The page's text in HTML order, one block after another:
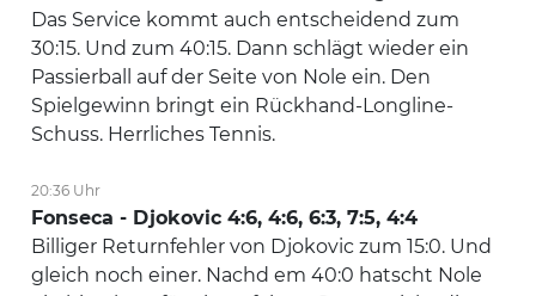
Das Service kommt auch entscheidend zum
30:15. Und zum 40:15. Dann schlägt wieder ein
Passierball auf der Seite von Nole ein. Den
Spielgewinn bringt ein Rückhand-Longline-
Schuss. Herrliches Tennis.
20:36 Uhr
Fonseca - Djokovic 4:6, 4:6, 6:3, 7:5, 4:4
Billiger Returnfehler von Djokovic zum 15:0. Und
gleich noch einer. Nachd em 40:0 hatscht Nole